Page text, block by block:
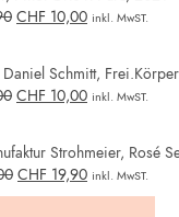
CHF 10,00 inkl. MwST.
Daniel Schmitt,
CHF 10,00 inkl. MwST.
Strohmeier, Rosé
CHF 19,90 inkl. MwST.